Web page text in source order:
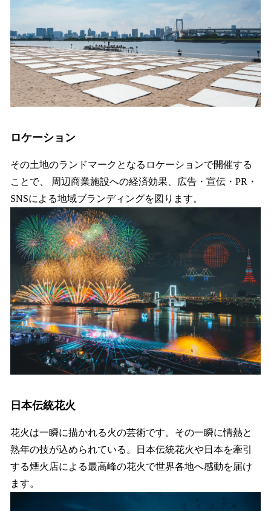
ロケーション
その土地のランドマークとなるロケーションで開催する
ことで、 周辺商業施設への経済効果、広告・宣伝・PR・
SNSによる地域ブランディングを図ります。
日本伝統花火
花火は一瞬に描かれる火の芸術です。その一瞬に情熱と
熟年の技が込められている。日本伝統花火や日本を牽引
する煙火店による最高峰の花火で世界各地へ感動を届け
ます。